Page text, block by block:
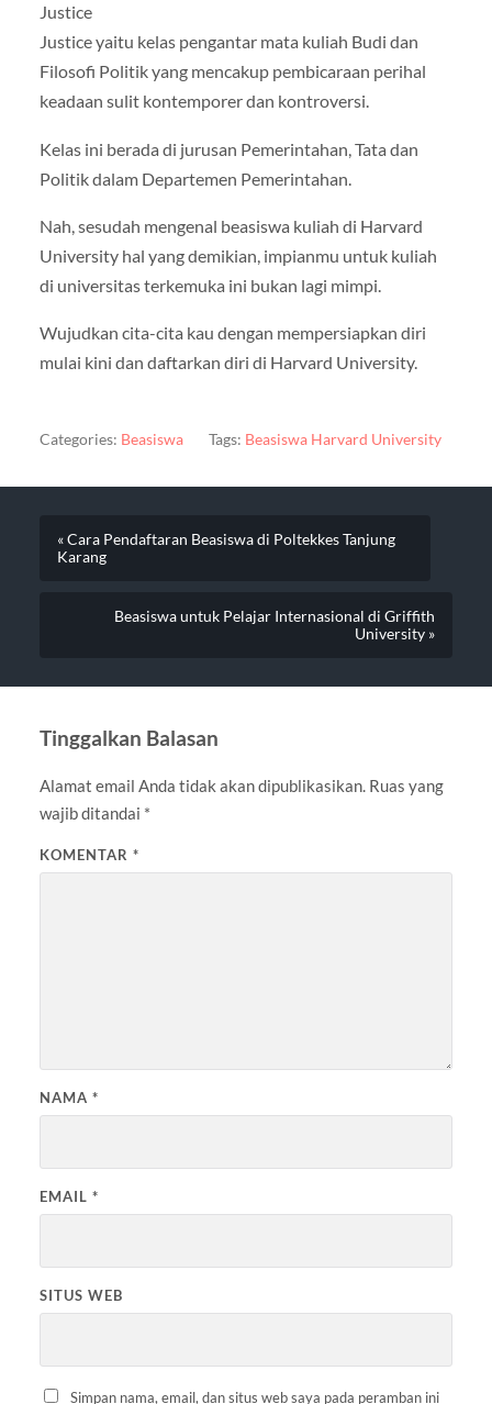
Justice
Justice yaitu kelas pengantar mata kuliah Budi dan
Filosofi Politik yang mencakup pembicaraan perihal
keadaan sulit kontemporer dan kontroversi.
Kelas ini berada di jurusan Pemerintahan, Tata dan
Politik dalam Departemen Pemerintahan.
Nah, sesudah mengenal beasiswa kuliah di Harvard
University hal yang demikian, impianmu untuk kuliah
di universitas terkemuka ini bukan lagi mimpi.
Wujudkan cita-cita kau dengan mempersiapkan diri
mulai kini dan daftarkan diri di Harvard University.
Categories: Beasiswa Tags: Beasiswa Harvard University
« Cara Pendaftaran Beasiswa di Poltekkes Tanjung
Karang
Beasiswa untuk Pelajar Internasional di Griffith
University »
Tinggalkan Balasan
Alamat email Anda tidak akan dipublikasikan. Ruas yang
wajib ditandai *
KOMENTAR *
NAMA *
EMAIL *
SITUS WEB
Simpan nama, email, dan situs web saya pada peramban ini